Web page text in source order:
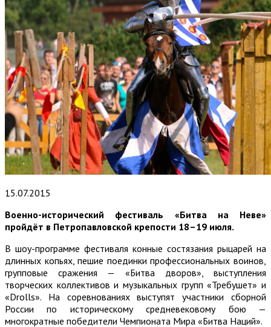
15.07.2015
Военно-исторический фестиваль «Битва на Неве»
пройдёт в Петропавловской крепости 18–19 июля.
В шоу-программе фестиваля конные состязания рыцарей на
длинных копьях, пешие поединки профессиональных воинов,
групповые сражения — «Битва дворов», выступления
творческих коллективов и музыкальных групп «Требушет» и
«Drolls». На соревнованиях выступят участники сборной
России по историческому средневековому бою —
многократные победители Чемпионата Мира «Битва Наций».